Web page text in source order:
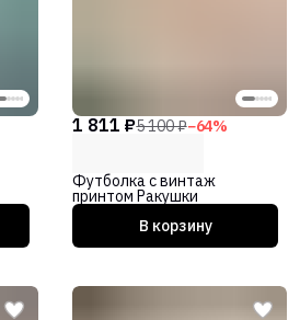
1 811 ₽5 100 ₽−64%
Футболка с винтаж
принтом Ракушки
В корзину